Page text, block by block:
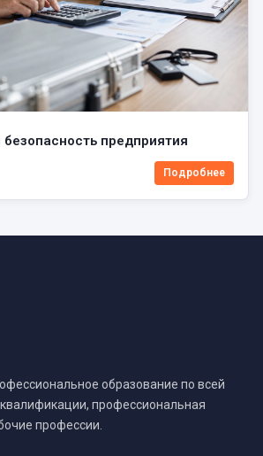
предприятия
Подробнее
образование по всей
профессиональная
профессии.